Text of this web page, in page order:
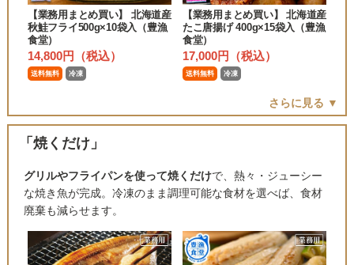
【業務用まとめ買い】 北海道産
秋鮭フライ500g×10袋入（豊漁
食堂）
14,800円（税込）
送料無料 冷凍
【業務用まとめ買い】 北海道産
たこ唐揚げ 400g×15袋入（豊漁
食堂）
17,000円（税込）
送料無料 冷凍
さらに見る ▼
「焼くだけ」
グリルやフライパンを使って焼くだけで、熱々・ジューシー
な焼き魚が完成。冷凍のまま調理可能な食材を選べば、食材
廃棄も減らせます。